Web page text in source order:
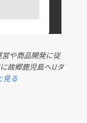
や商品開発に従
故郷鹿児島へUタ
見る